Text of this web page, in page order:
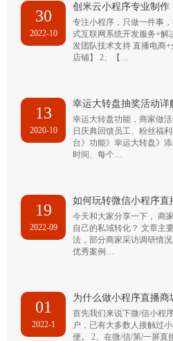
30
2022-10
创米云小程序专业制作
专注小程序，只做一件事
式互联网系统开发服务+解
发团队技术支持 直播电商
店铺】 2、【…
13
2020-10
幸运大转盘抽奖活动详
幸运大转盘功能，商家做
日庆典回馈员工、粉丝福
台》功能》幸运大转盘》
时间、每个…
19
2022-09
如何玩转微信小程序直
今天和大家分享一下， 商
自己的私域转化？ 文章主
法，部分商家采访调研情
优秀案例…
01
2022-1
为什么做小程序直播商
首先我们来说下微/信小程
户，已有大多数人接触过
便。 2、在微/信/第/一屏直